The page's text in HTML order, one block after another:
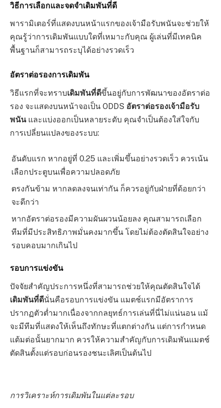
วิธีการเลือกและจดจำเดิมพันที่ดี
พารามิเตอร์ที่แสดงบนหน้าแรกของเจ้ามือรับพนันจะช่วยให้
คุณรู้ว่าการเดิมพันแบบใดที่เหมาะกับคุณ ผู้เล่นที่มีเทคนิค
พื้นฐานก็สามารถระบุได้อย่างรวดเร็ว
อัตราต่อรองการเดิมพัน
วิธีแรกที่จะทราบเดิมพันที่ดีขึ้นอยู่กับการพัฒนาของอัตราต่อ
รอง จะแสดงบนหน้าจอเป็น ODDS อัตราต่อรองเจ้ามือรับ
พนัน และแบ่งออกเป็นหลายระดับ คุณจำเป็นต้องใส่ใจกับ
การเปลี่ยนแปลงของระบบ:
อันดับแรก หากอยู่ที่ 0.25 และเพิ่มขึ้นอย่างรวดเร็ว ควรเน้น
เลือกประตูบนเพื่อความปลอดภัย
ตรงกันข้าม หากลดลงจนเท่ากัน ก็ควรอยู่กับฝ่ายที่ด้อยกว่า
จะดีกว่า
หากอัตราต่อรองมีความผันผวนน้อยลง คุณสามารถเลือก
ทีมที่มีประสิทธิภาพมั่นคงมากขึ้น โดยไม่ต้องตัดสินใจอย่าง
รอบคอบมากเกินไป
รอบการแข่งขัน
ปัจจัยสำคัญประการหนึ่งที่สามารถช่วยให้คุณตัดสินใจได้
เดิมพันที่ดีนั่นคือรอบการแข่งขัน แมตช์แรกมีอัตราการ
ปรากฏตัวต่ำมากเนื่องจากกลยุทธ์การเล่นที่นี่ไม่แน่นอน แม้
จะมีทีมที่แสดงให้เห็นถึงทักษะที่แตกต่างกัน แต่การกำหนด
แต้มต่อนั้นยากมาก ควรให้ความสำคัญกับการเดิมพันแมตช์
ตัดสินตั้งแต่รอบก่อนรองชนะเลิศเป็นต้นไป
การวิเคราะห์การเดิมพันในแต่ละรอบ